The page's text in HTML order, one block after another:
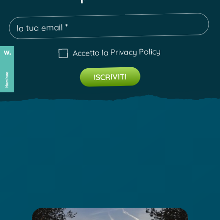
Accetto la Privacy Policy